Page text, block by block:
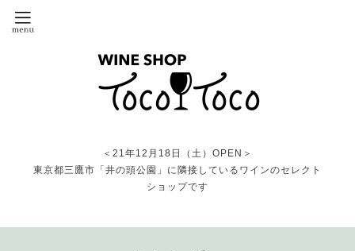
＜21年12月18日（土）OPEN＞
東京都三鷹市「井の頭公園」に隣接しているワインのセレクト
ショップです